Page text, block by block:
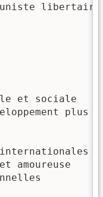
libertaire
et sociale
plus
amoureuse